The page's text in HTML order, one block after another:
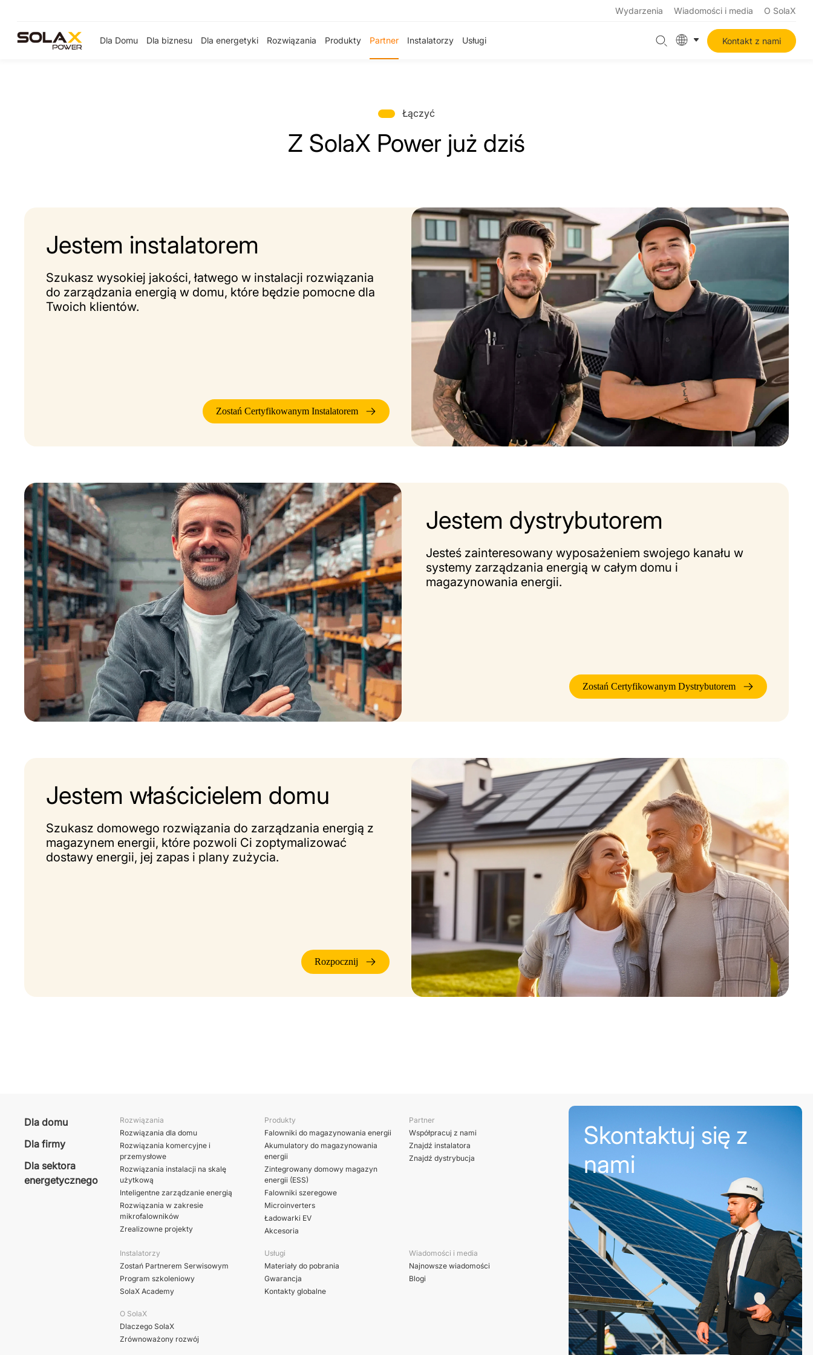
Wydarzenia Wiadomości i media O SolaX
Dla Domu Dla biznesu Dla energetyki Rozwiązania Produkty Partner Instalatorzy Usługi Kontakt z nami
Łączyć
Z SolaX Power już dziś
Jestem instalatorem
Szukasz wysokiej jakości, łatwego w instalacji rozwiązania
do zarządzania energią w domu, które będzie pomocne dla
Twoich klientów.
Zostań Certyfikowanym Instalatorem
Jestem dystrybutorem
Jesteś zainteresowany wyposażeniem swojego kanału w
systemy zarządzania energią w całym domu i
magazynowania energii.
Zostań Certyfikowanym Dystrybutorem
Jestem właścicielem domu
Szukasz domowego rozwiązania do zarządzania energią z
magazynem energii, które pozwoli Ci zoptymalizować
dostawy energii, jej zapas i plany zużycia.
Rozpocznij
Dla domu
Dla firmy
Dla sektora
energetycznego
Rozwiązania
Rozwiązania dla domu
Rozwiązania komercyjne i
przemysłowe
Rozwiązania instalacji na skalę
użytkową
Inteligentne zarządzanie energią
Rozwiązania w zakresie
mikrofalowników
Zrealizowne projekty
Produkty
Falowniki do magazynowania energii
Akumulatory do magazynowania
energii
Zintegrowany domowy magazyn
energii (ESS)
Falowniki szeregowe
Microinverters
Ładowarki EV
Akcesoria
Partner
Współpracuj z nami
Znajdź instalatora
Znajdź dystrybucja
Instalatorzy
Zostań Partnerem Serwisowym
Program szkoleniowy
SolaX Academy
Usługi
Materiały do pobrania
Gwarancja
Kontakty globalne
Wiadomości i media
Najnowsze wiadomości
Blogi
O SolaX
Dlaczego SolaX
Zrównoważony rozwój
Skontaktuj się z
nami